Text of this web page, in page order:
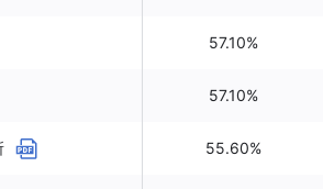
57.10%
57.10%
55.60%